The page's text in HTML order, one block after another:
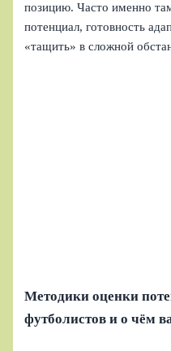
позицию. Часто именно
потенциал, готовность
«тащить» в сложной
Методики оценки
футболистов и о чём